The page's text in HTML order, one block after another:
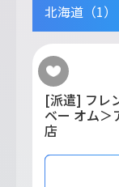
北海道（1）
[派遣] フレ
ベー オム＞
店